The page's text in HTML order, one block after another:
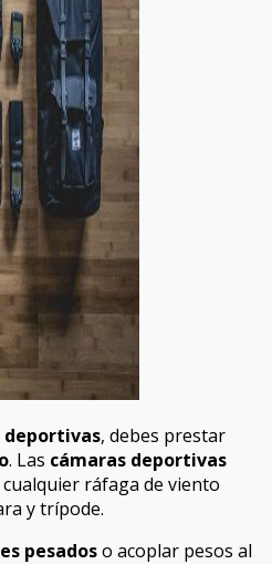
deportivas, debes prestar
. Las cámaras deportivas
cualquier ráfaga de viento
y trípode.
pesadoso acoplar pesos al